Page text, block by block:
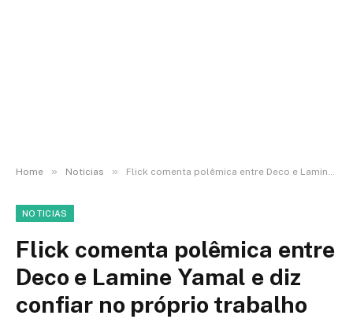
Home » Noticias » Flick comenta polêmica entre Deco e Lamine Yamal e diz confiar no próprio trabalho
NOTICIAS
Flick comenta polêmica entre
Deco e Lamine Yamal e diz
confiar no próprio trabalho